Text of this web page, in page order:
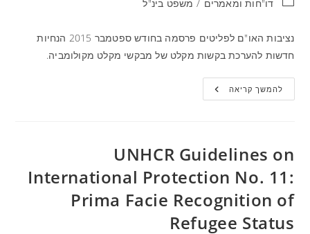
דו"חות ומאמרים / משפט בינ"ל
נציבות האו"ם לפליטים פרסמה בחודש ספטמבר 2015 הנחיות
חדשות להערכת בקשות מקלט של מבקשי מקלט מקולומביה.
להמשך קריאה
UNHCR Guidelines on
International Protection No. 11:
Prima Facie Recognition of
Refugee Status